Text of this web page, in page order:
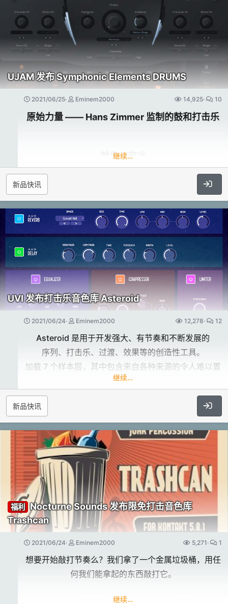
而且，板载均衡器可以作为一个完全参数化的动态侧链
滤波器运行，以更精确地控制您的压缩器和限制器。
更进一步​
Brainworx的工程师们为bx_console添加了原始硬件中
所不存在的参数，这是一件好事。
他们在限制器中添加了一个特殊的“CLIP”功能，用于超
滤波器，灵感来自传奇的模拟设备。
而且，有史以来第一次在 bx_console 插件中，甚至还
有板载 Mono Maker、立体声宽度和自动聆听控制。
由公差建模技术 (TMT) 提供支持​
与 bx_console 系列中的每个插件一样，
AMEK 9099 利用专有的 Brainworx TMT 设计，更准
确地模拟真实模拟控制台的性能和行为。
模仿 Dirk Ulrich 自己最喜欢的 AMEK 通道条，每个通
随着 v1.3.4 的发布，我们现在也支持 iLok 使用电脑储
存授权！
我如何开启此功能？​
大多数 Seventh Heaven 许可证现在都免费自动启用机
器激活功能。
- 将您的插件更新到 1.3.4 或更高版本（末尾有下载地
- 如果您有带有备用激活的支持云的许可证，只需右键
单击它，单击激活，然后选择电脑位置
哪些产品和许可证可使用此功能？​
第七天标准版和第七天专业版都包含在此更新中。
如果这些产品是单独购买、捆绑购买，或者是标准版到
哪些类型的许可证受到影响？​
以下三种许可证中的任意一种：
2019 年之前的零售版（通常不支持云）
特殊NFR许可证（即艺术家计划/合作伙伴/促销许可
证）
如果您从其他用户那里转移/购买了零售许可证，您可
能不知道该用户最初购买许可证的时间，
因此可能是 2019 年之前 - 在许可证管理器中检查其云
功能状态（看有没有云的支持图标）。
此更改仅适用于 Seventh Heaven 和 Seventh
Heaven Professional 的具有云功能的零售许可证。
iLok 许可证管理器中突出显示了以下许可证位置图标。
LiquidSonics 产品），第三个表示电脑授权，最后一
UJAM 发布 Symphonic Elements DRUMS
2021/06/25 Eminem2000 14,925 10
原始力量 —— Hans Zimmer 监制的鼓和打击乐​
就像火和冰​
DRUMS 将 Hans Zimmer 的个人打击乐采样和短句集
在好莱坞尝试和测试，这个有节奏的同伴的 STRIIINGS
使电影鼓可供任何人使用。用鼓调用节奏的自然力量！​
特点​
广泛收集世界级的鼓采样和音序
时刻准备敲起来：创意性能和声音设计引擎
53 种播放样式，300 个音响设计师预设
由鲍里斯·萨尔乔制作的 Hans Zimmer Remote
百万美元的声音​
UJAM 很高兴地将世界上最伟大的电影作曲家之一
Hans Zimmer 算作其联合创始人之一。
Hans Zimmer 慷慨地让我们有机会获得他的传奇录
对真实的打击乐轨道进行编程可能是令人望而却步的。
这就是为什么 UJAM 演奏引擎提供现成的序列和创造
性的控制。
安排、录制甚至编程这种类型的鼓声通常是非常昂贵和
耗时的。
有了 DRUMS，它就变得快速而简单；与你的 DAW 的
节奏即时同步。
硬件需求​
继续…
新品快讯
UVI 发布打击乐音色库 Asteroid
2021/06/24 Eminem2000 12,278 12
Asteroid 是用于开发强大、有节奏和不断发展的
序列、打击乐、过渡、效果等的创造性工具。
加载 7 个样本层，其中包含来自各种来源的令人难以置
信的声音集合，
包括管弦乐打击乐、效果、电子和原声鼓、拟音和发现
深度可配置的编辑器允许您雕刻每个声音、空间混合、
添加多效果器、主均衡器和动态，
并创建具有 128 级力度、声像、音高、衰减、混响和延
迟的
丰富和不断发展的序列声音，独立的每个轨道。
Asteroid 拥有快速直观的工作流程、深厚的声音库和大
量鼓舞人心的预设，
是作曲家、声音设计师和音乐家等人的有益且强大的工
继续…
新品快讯
福利
Nocturne Sounds 发布限免打击音色库
Trashcan
2021/06/24 Eminem2000 5,271 1
想要开始敲打节奏么？我们拿了一个金属垃圾桶，用任
何我们能拿起的东西敲打它。
继续…